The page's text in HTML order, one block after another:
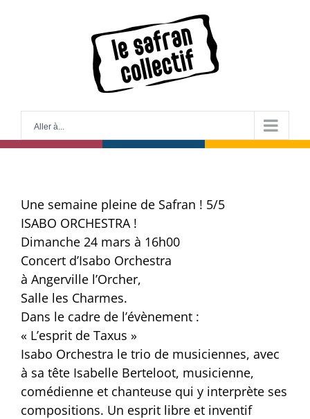
Aller à...
Une semaine pleine de Safran ! 5/5
ISABO ORCHESTRA !
Dimanche 24 mars à 16h00
Concert d’Isabo Orchestra
à Angerville l’Orcher,
Salle les Charmes.
Dans le cadre de l’évènement :
« L’esprit de Taxus »
Isabo Orchestra le trio de musiciennes, avec
à sa tête Isabelle Berteloot, musicienne,
comédienne et chanteuse qui y interprète ses
compositions. Un esprit libre et inventif